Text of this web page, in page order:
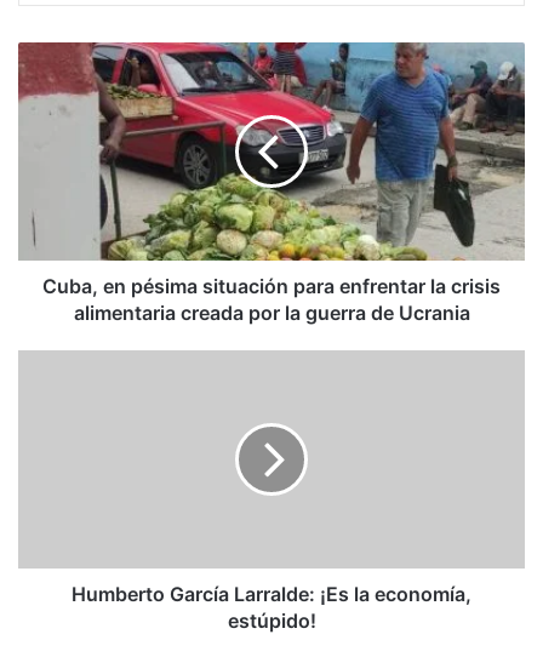
en
pésima
crisis
alimentaria
creada
Cuba, en pésima situación para enfrentar la crisis
alimentaria creada por la guerra de Ucrania
Humberto García Larralde: ¡Es la economía,
estúpido!